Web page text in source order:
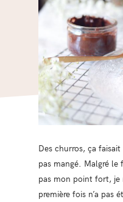
Des churros, ça
pas mangé. Malgré
pas mon point fort, je
première fois n’a pas